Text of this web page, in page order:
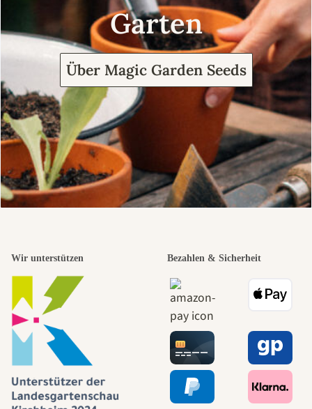
Garten
Über Magic Garden Seeds
Wir unterstützen Bezahlen & Sicherheit